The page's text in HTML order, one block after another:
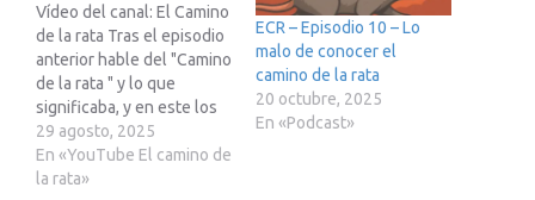
Vídeo del canal: El Camino
de la rata Tras el episodio
anterior hable del "Camino
de la rata " y lo que
significaba, y en este los
primeros pasos para
identificarlo. Podcast
perteneciente a la Red23,
29 agosto, 2025
En «YouTube El camino de
la rata»
ECR – Episodio 10 – Lo
malo de conocer el
camino de la rata
20 octubre, 2025
En «Podcast»